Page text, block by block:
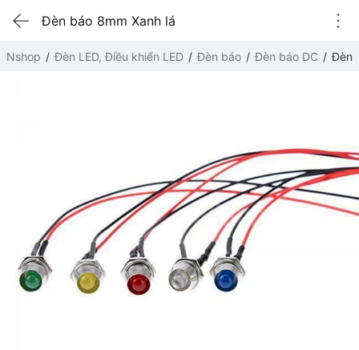
Đèn báo 8mm Xanh lá
Nshop Đèn LED, Điều khiển LED Đèn báo Đèn báo DC Đèn